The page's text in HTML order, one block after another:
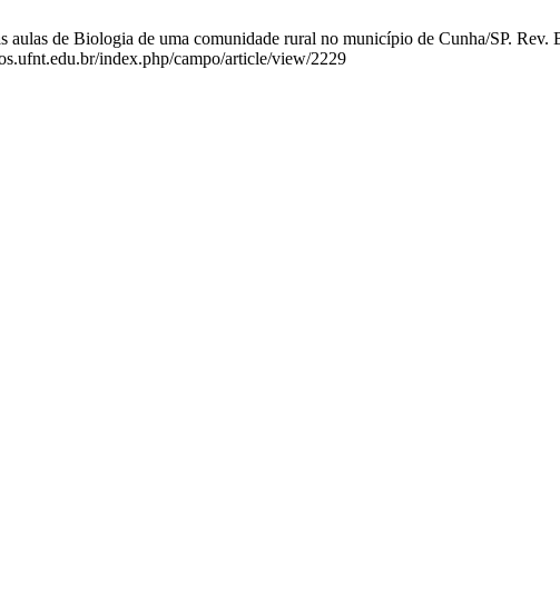
de Biologia de uma comunidade rural no município de Cunha/SP. Rev.
index.php/campo/article/view/2229